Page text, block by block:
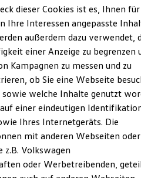
finden
und Updates
zu Ihrem ID.
im
dieser Cookies ist es, Ihnen für
Ihre Interessen angepasste
außerdem dazu verwendet,
einer Anzeige zu begrenzen
Kampagnen zu messen und zu
ob Sie eine Webseite
sowie welche Inhalte genutzt
einer eindeutigen
Ihres Internetgeräts. Die
mit anderen Webseiten oder
Volkswagen
oder Werbetreibenden,